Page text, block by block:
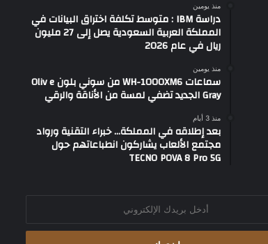
منذ يومين
دراسة IBM : متوسط تكلفة اختراق البيانات في
المملكة العربية السعودية يصل إلى 27 مليون
ريال في عام 2026
منذ يومين
سماعات WH-1000XM6 من سوني بلون Oliv e
Gray الجديد تضفي لمسة من الأناقة والرقي
منذ 3 أيام
بعد إطلاقه في المملكة… خبراء التقنية ورواد
مجتمع الألعاب يشاركون انطباعاتهم حول
TECNO POVA 8 Pro 5G